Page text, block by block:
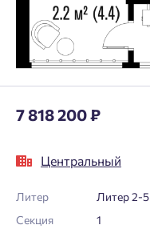
7 818 200 ₽
Центральный
Литер
Литер 2-5
Секция
1